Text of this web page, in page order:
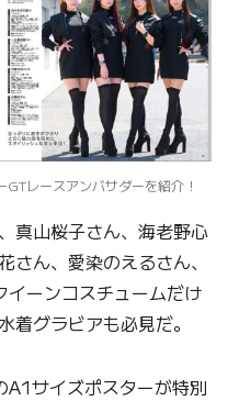
レースアンバサダーを紹介！
真山桜子さん、海老野心
さん、愛染のえるさん、
ーンコスチュームだけ
着グラビアも必見だ。
サイズポスターが特別